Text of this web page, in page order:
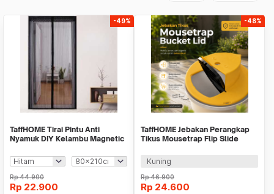
-49%
TaffHOME Tirai Pintu Anti
Nyamuk DIY Kelambu Magnetic
Rp44.900
Rp 22.900
-48%
TaffHOME Jebakan Perangkap
Tikus Mousetrap Flip Slide
Kuning
Rp46.900
Rp 24.600